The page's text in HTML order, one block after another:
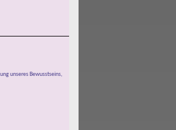
unseres Bewusstseins,